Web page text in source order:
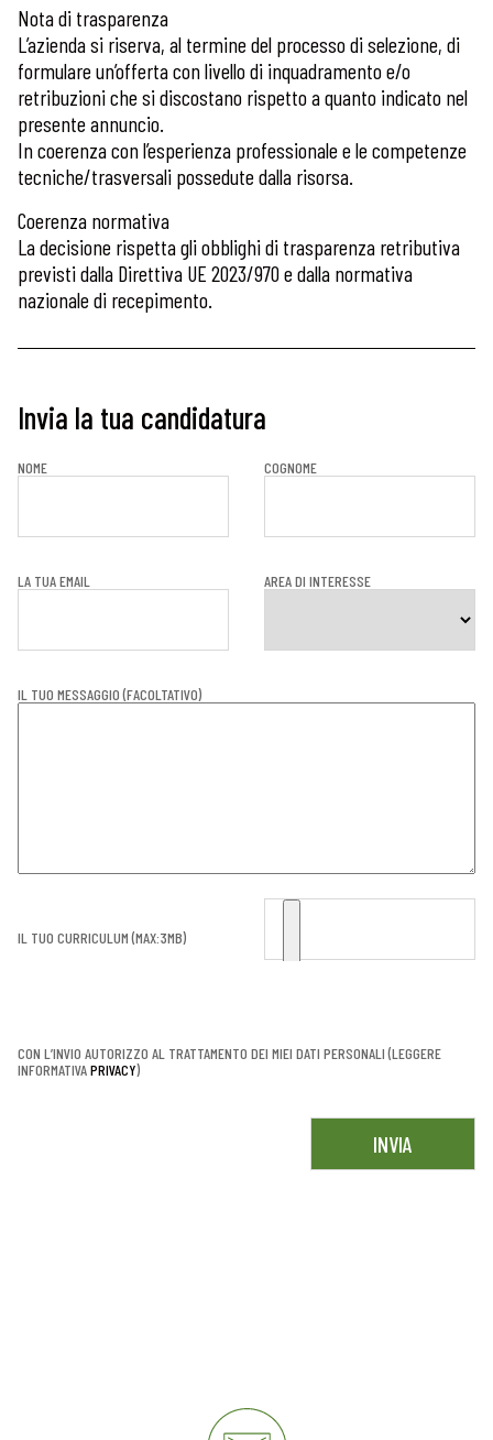
Nota di trasparenza
L’azienda si riserva, al termine del processo di selezione, di
formulare un’offerta con livello di inquadramento e/o
retribuzioni che si discostano rispetto a quanto indicato nel
presente annuncio.
In coerenza con l’esperienza professionale e le competenze
tecniche/trasversali possedute dalla risorsa.
Coerenza normativa
La decisione rispetta gli obblighi di trasparenza retributiva
previsti dalla Direttiva UE 2023/970 e dalla normativa
nazionale di recepimento.
Invia la tua candidatura
NOME COGNOME
LA TUA EMAIL AREA DI INTERESSE
IL TUO MESSAGGIO (FACOLTATIVO)
IL TUO CURRICULUM (MAX:3MB)
CON L’INVIO AUTORIZZO AL TRATTAMENTO DEI MIEI DATI PERSONALI (LEGGERE
INFORMATIVAPRIVACY)